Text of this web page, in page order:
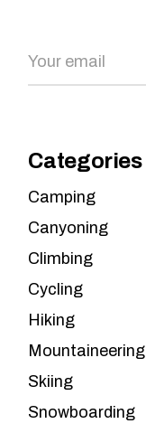
Categories
Camping
Canyoning
Climbing
Cycling
Hiking
Mountaineering
Skiing
Snowboarding